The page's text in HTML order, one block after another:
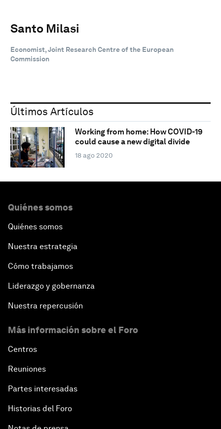
Santo Milasi
Economist, Joint Research Centre of the European
Commission
Últimos Artículos
Working from home: How COVID-19
could cause a new digital divide
18 ago 2020
Quiénes somos
Quiénes somos
Nuestra estrategia
Cómo trabajamos
Liderazgo y gobernanza
Nuestra repercusión
Más información sobre el Foro
Centros
Reuniones
Partes interesadas
Historias del Foro